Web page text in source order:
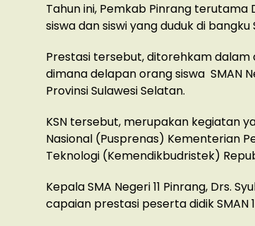
Tahun ini, Pemkab Pinrang
siswa dan siswi yang duduk di
Prestasi tersebut, ditorehkam dalam
dimana delapan orang siswa SMAN
Provinsi Sulawesi Selatan.
KSN tersebut, merupakan kegiatan
Nasional (Pusprenas) Kementerian
Teknologi (Kemendikbudristek)
Kepala SMA Negeri 11 Pinrang, Drs.
capaian prestasi peserta didik SMAN